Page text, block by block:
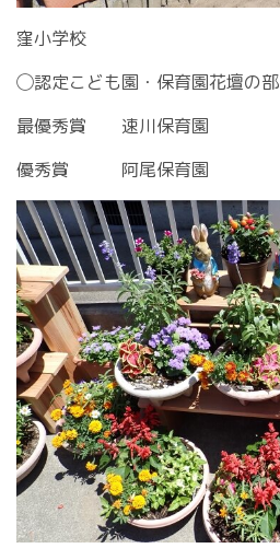
窪小学校
◯認定こども園・保育園花壇の部
最優秀賞 速川保育園
優秀賞 阿尾保育園